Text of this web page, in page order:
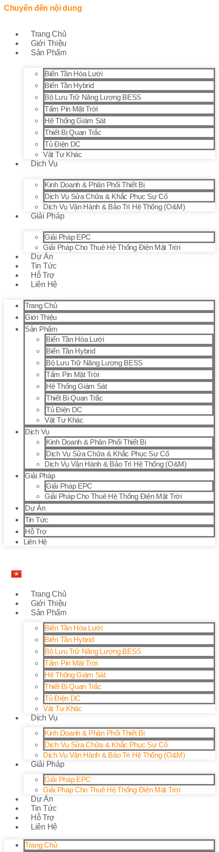
Chuyển đến nội dung
Trang Chủ
Giới Thiệu
Sản Phẩm
Biến Tần Hòa Lưới
Biến Tần Hybrid
Bộ Lưu Trữ Năng Lượng BESS
Tấm Pin Mặt Trời
Hệ Thống Giám Sát
Thiết Bị Quan Trắc
Tủ Điện DC
Vật Tư Khác
Dịch Vụ
Kinh Doanh & Phân Phối Thiết Bị
Dịch Vụ Sửa Chữa & Khắc Phục Sự Cố
Dịch Vụ Vận Hành & Bảo Trì Hệ Thống (O&M)
Giải Pháp
Giải Pháp EPC
Giải Pháp Cho Thuê Hệ Thống Điện Mặt Trời
Dự Án
Tin Tức
Hỗ Trợ
Liên Hệ
Trang Chủ
Giới Thiệu
Sản Phẩm
Biến Tần Hòa Lưới
Biến Tần Hybrid
Bộ Lưu Trữ Năng Lượng BESS
Tấm Pin Mặt Trời
Hệ Thống Giám Sát
Thiết Bị Quan Trắc
Tủ Điện DC
Vật Tư Khác
Dịch Vụ
Kinh Doanh & Phân Phối Thiết Bị
Dịch Vụ Sửa Chữa & Khắc Phục Sự Cố
Dịch Vụ Vận Hành & Bảo Trì Hệ Thống (O&M)
Giải Pháp
Giải Pháp EPC
Giải Pháp Cho Thuê Hệ Thống Điện Mặt Trời
Dự Án
Tin Tức
Hỗ Trợ
Liên Hệ
Trang Chủ
Giới Thiệu
Sản Phẩm
Biến Tần Hòa Lưới
Biến Tần Hybrid
Bộ Lưu Trữ Năng Lượng BESS
Tấm Pin Mặt Trời
Hệ Thống Giám Sát
Thiết Bị Quan Trắc
Tủ Điện DC
Vật Tư Khác
Dịch Vụ
Kinh Doanh & Phân Phối Thiết Bị
Dịch Vụ Sửa Chữa & Khắc Phục Sự Cố
Dịch Vụ Vận Hành & Bảo Trì Hệ Thống (O&M)
Giải Pháp
Giải Pháp EPC
Giải Pháp Cho Thuê Hệ Thống Điện Mặt Trời
Dự Án
Tin Tức
Hỗ Trợ
Liên Hệ
Trang Chủ